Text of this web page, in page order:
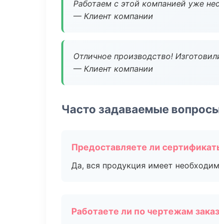
Работаем с этой компанией уже
— Клиент компании
Отличное производство!
— Клиент компании
Часто задаваемые
Предоставляете ли
Да, вся продукция имеет
Работаете ли по чертежам